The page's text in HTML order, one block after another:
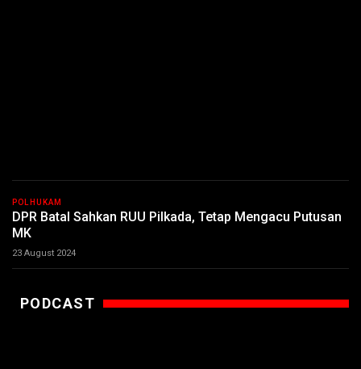
POLHUKAM
DPR Batal Sahkan RUU Pilkada, Tetap Mengacu Putusan
MK
23 August 2024
PODCAST